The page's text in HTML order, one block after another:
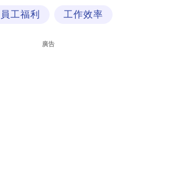
員工福利 工作效率
廣告